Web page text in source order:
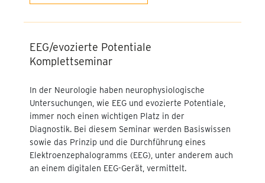
Weiterbildung Leitung einer
(DKG)
Wundversorgung
Wund-Fachangestellte:r
Interkulturelle
Kommunikation
Geschäftsstelle Weilheim
in Oberbayern
Anthroposophisches
Zentrum Kassel e.V.
EEG/evozierte Potentiale
Komplettseminar
In der Neurologie haben neurophysiologische
Untersuchungen, wie EEG und evozierte Potentiale,
immer noch einen wichtigen Platz in der
Diagnostik. Bei diesem Seminar werden Basiswissen
sowie das Prinzip und die Durchführung eines
Elektroenzephalogramms (EEG), unter anderem auch
an einem digitalen EEG-Gerät, vermittelt.